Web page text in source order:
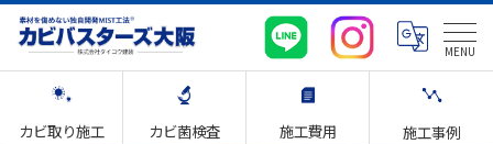
カビ取り施工 カビ菌検査 施工費用 施工事例